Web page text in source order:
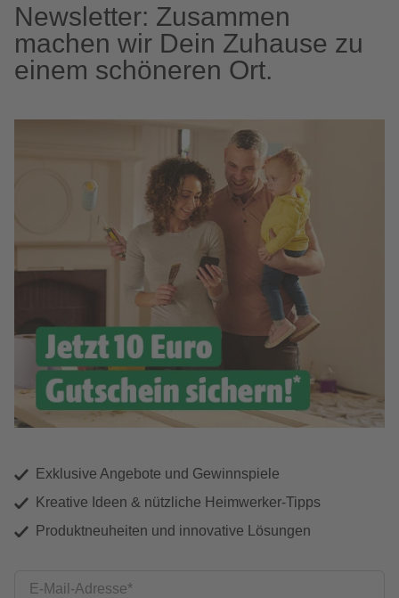
Newsletter: Zusammen
machen wir Dein Zuhause zu
einem schöneren Ort.
Exklusive Angebote und Gewinnspiele
Kreative Ideen & nützliche Heimwerker-Tipps
Produktneuheiten und innovative Lösungen
E-Mail-Adresse